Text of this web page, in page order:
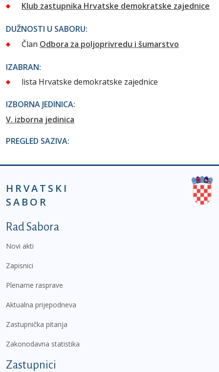
Klub zastupnika Hrvatske demokratske zajednice
DUŽNOSTI U SABORU:
Član Odbora za poljoprivredu i šumarstvo
IZABRAN:
lista Hrvatske demokratske zajednice
IZBORNA JEDINICA:
V. izborna jedinica
PREGLED SAZIVA:
HRVATSKI
SABOR
Podnožje prvi izbornik
Rad Sabora
Novi akti
Zapisnici
Plenarne rasprave
Aktualna prijepodneva
Zastupnička pitanja
Zakonodavna statistika
Zastupnici